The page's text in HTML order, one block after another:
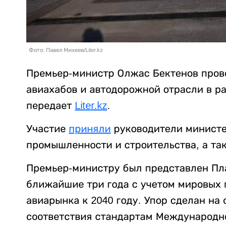
Фото: Павел Михеев/Liter.kz
Премьер-министр Олжас Бектенов
авиахабов и автодорожной отрасли в
передает Liter.kz.
Участие приняли руководители
промышленности и строительства, а
Премьер-министру был представлен
ближайшие три года с учетом мировых
авиарынка к 2040 году. Упор сделан на
соответствия стандартам